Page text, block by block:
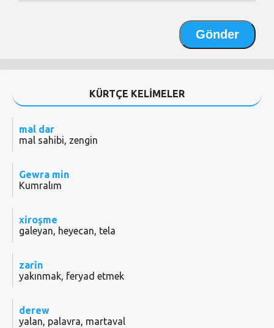
KÜRTÇE KELİMELER
mal dar
mal sahibi, zengin
Gewra min
Kumralım
xiroşme
galeyan, heyecan, tela
zarîn
yakınmak, feryad etmek
derew
yalan, palavra, martaval